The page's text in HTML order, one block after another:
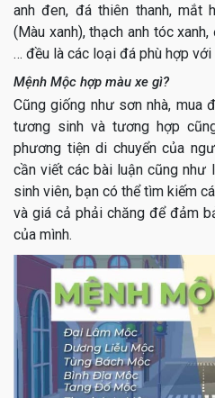
anh đen, đá thiên thanh, mắt
(Màu xanh), thạch anh tóc
… đều là các loại đá phù hợp
Mệnh Mộc hợp màu xe gì?
Cũng giống như sơn nhà, mua
tương sinh và tương hợp
phương tiện di chuyển của
cần viết các bài luận cũng như
sinh viên, bạn có thể tìm kiếm
và giá cả phải chăng để đảm
của mình.